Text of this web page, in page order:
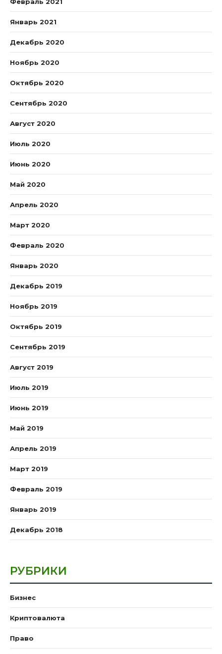
Январь 2021
Декабрь 2020
Ноябрь 2020
Октябрь 2020
Сентябрь 2020
Август 2020
Июль 2020
Июнь 2020
Май 2020
Апрель 2020
Март 2020
Февраль 2020
Январь 2020
Декабрь 2019
Ноябрь 2019
Октябрь 2019
Сентябрь 2019
Август 2019
Июль 2019
Июнь 2019
Май 2019
Апрель 2019
Март 2019
Февраль 2019
Январь 2019
Декабрь 2018
РУБРИКИ
Бизнес
Криптовалюта
Право